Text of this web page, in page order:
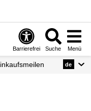
Barrierefrei Suche Menü
Einkaufsmeilen de